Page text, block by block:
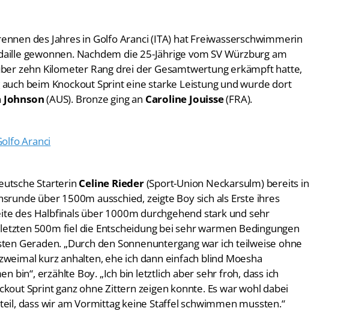
des Jahres in Golfo Aranci (ITA) hat Freiwasserschwimmerin
gewonnen. Nachdem die 25-Jährige vom SV Würzburg am
zehn Kilometer Rang drei der Gesamtwertung erkämpft hatte,
auch beim Knockout Sprint eine starke Leistung und wurde dort
Johnson(AUS). Bronze ging an Caroline Jouisse(FRA).
Aranci
Starterin Celine Rieder(Sport-Union Neckarsulm) bereits in
über 1500m ausschied, zeigte Boy sich als Erste ihres
des Halbfinals über 1000m durchgehend stark und sehr
500m fiel die Entscheidung bei sehr warmen Bedingungen
Geraden. „Durch den Sonnenuntergang war ich teilweise ohne
kurz anhalten, ehe ich dann einfach blind Moesha
bin“, erzählte Boy. „Ich bin letztlich aber sehr froh, dass ich
Sprint ganz ohne Zittern zeigen konnte. Es war wohl dabei
dass wir am Vormittag keine Staffel schwimmen mussten.“